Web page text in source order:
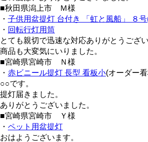
■秋田県潟上市 Ｍ様
・ 子供用盆提灯 台付き 「虹と風船」 ８
・ 回転行灯用筒
とても親切で迅速な対応ありがとうござい
商品も大変気にいりました。
■宮崎県宮崎市 Ｎ様
・ 赤ビニール提灯 長型 看板小(オーダー
○○です。
提灯届きました。
ありがとうございました。
■宮崎県宮崎市 Ｙ様
・ ペット用盆提灯
おはようございます。